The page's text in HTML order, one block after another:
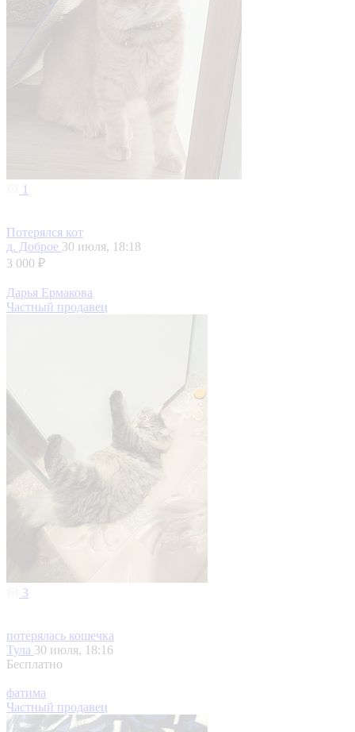
1
Потерялся кот
д. Доброе 30 июля, 18:18
3 000 ₽
Дарья Ермакова
Частный продавец
3
потерялась кошечка
Тула 30 июля, 18:16
Бесплатно
фатима
Частный продавец